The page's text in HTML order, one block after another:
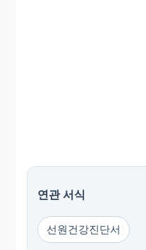
연관 서식
선원건강진단서